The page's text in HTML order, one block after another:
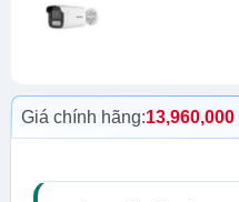
Giá chính hãng:13,960,000